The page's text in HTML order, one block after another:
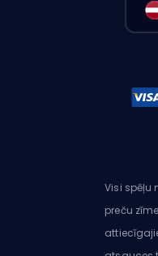
Visi spēļu
preču